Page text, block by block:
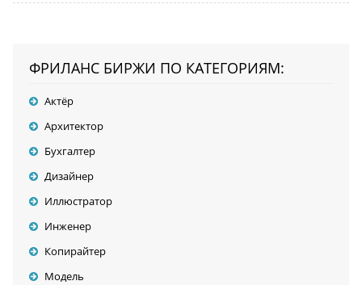
ФРИЛАНС БИРЖИ ПО КАТЕГОРИЯМ:
Актёр
Архитектор
Бухгалтер
Дизайнер
Иллюстратор
Инженер
Копирайтер
Модель